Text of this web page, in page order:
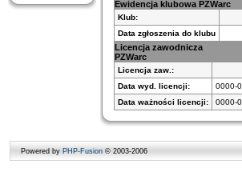
Ewidencja klubowa PZWarc
Klub:
Data zgłoszenia do klubu
Licencja zawodnicza
PZWarc
Licencja zaw.:
Data wyd. licencji:
0000-
Data ważności licencji:
0000-
Powered by PHP-Fusion © 2003-2006